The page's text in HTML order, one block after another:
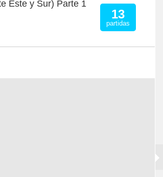
Este y Sur) Parte 1
13
partidas